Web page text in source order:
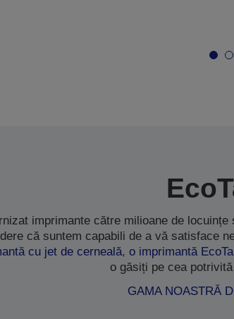
imprimante către milioane de
că suntem capabili de a vă satisface
cu jet de cerneală, o imprimantă
o găsiți pe cea
GAMA NOASTRĂ